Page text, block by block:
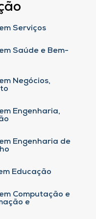
Serviços
Saúde e Bem-
Negócios,
Engenharia,
Engenharia de
Educação
Computação e
e